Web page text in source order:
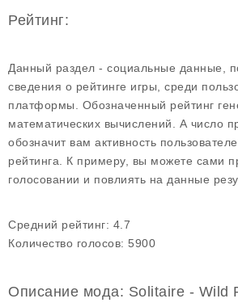
Рейтинг:
Данный раздел - социальные данные,
сведения о рейтинге игры, среди
платформы. Обозначенный рейтинг
математических вычислений. А число
обозначит вам активность
рейтинга. К примеру, вы можете сами
голосовании и повлиять на данные
Средний рейтинг: 4.7
Количество голосов: 5900
Описание мода: Solitaire -